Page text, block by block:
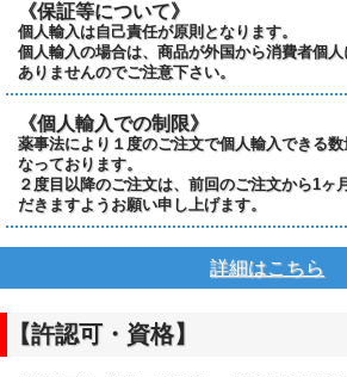
《保証等について》
個人輸入は自己責任が原則となります。
個人輸入の場合は、商品が外国から消費者個
ありませんのでご注意下さい。
《個人輸入での制限》
薬事法により１度のご注文で個人輸入できる
なっております。
２度目以降のご注文は、前回のご注文から1ヶ
だきますようお願い申し上げます。
詳細はこちら
【許認可・資格】